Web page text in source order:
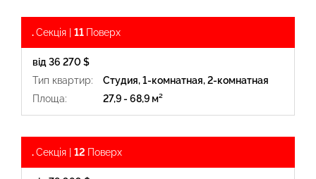
.Секція | 11 Поверх
від 36 270 $
Тип квартир:
Студия, 1-комнатная, 2-комнатная
Площа:
27,9 - 68,9 м²
.Секція | 12 Поверх